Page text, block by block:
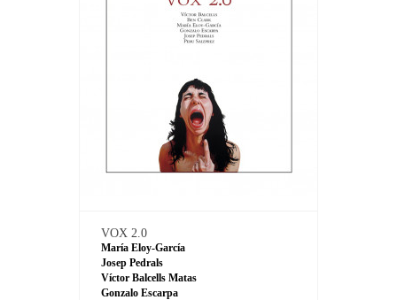
VOX 2.0
María Eloy-García
Josep Pedrals
Víctor Balcells Matas
Gonzalo Escarpa